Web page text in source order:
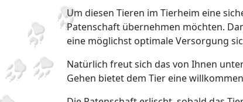
Um diesen Tieren im Tierheim eine
Patenschaft übernehmen möchten.
eine möglichst optimale Versorgung
Natürlich freut sich das von Ihnen
Gehen bietet dem Tier eine